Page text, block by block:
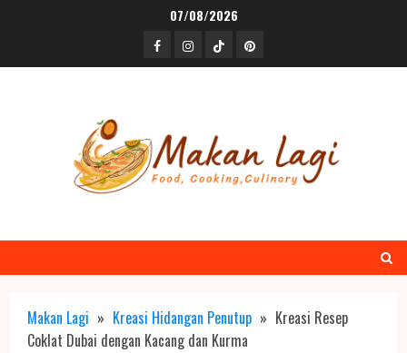
07/08/2026
Facebook
Instagram
TikTokPinterest
Makan Lagi » Kreasi Hidangan Penutup » Kreasi Resep
Coklat Dubai dengan Kacang dan Kurma